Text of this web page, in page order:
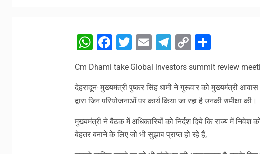
WhatsApp
Facebook
Twitter
EmailTelegram
CopyShare
Cm Dhami take Global investors summit review
देहरादून- मुख्यमंत्री पुष्कर सिंह धामी ने गुरूवार को मुख्यमंत्री
द्वारा जिन परियोजनाओं पर कार्य किया जा रहा है उनकी समीक्षा की।
मुख्यमंत्री ने बैठक में अधिकारियों को निर्दश दिये कि राज्य में निवेश
बेहतर बनाने के लिए जो भी सुझाव प्राप्त हो रहे हैं,